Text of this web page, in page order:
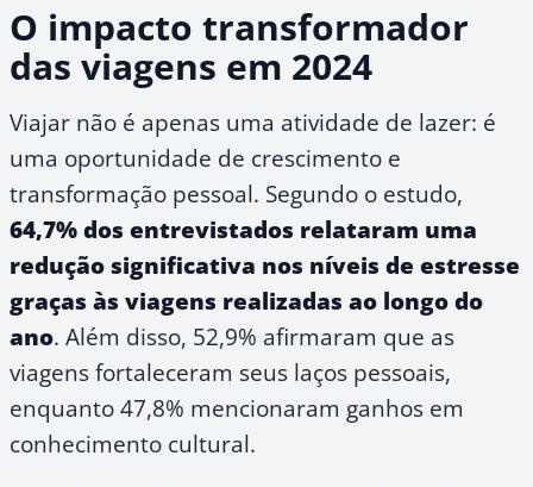
O impacto transformador
das viagens em 2024
Viajar não é apenas uma atividade de lazer: é
uma oportunidade de crescimento e
transformação pessoal. Segundo o estudo,
64,7% dos entrevistados relataram uma
redução significativa nos níveis de estresse
graças às viagens realizadas ao longo do
ano. Além disso, 52,9% afirmaram que as
viagens fortaleceram seus laços pessoais,
enquanto 47,8% mencionaram ganhos em
conhecimento cultural.